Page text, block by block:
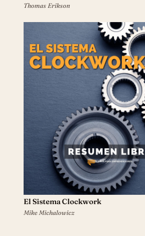
Thomas Erikson
El Sistema Clockwork
Mike Michalowicz